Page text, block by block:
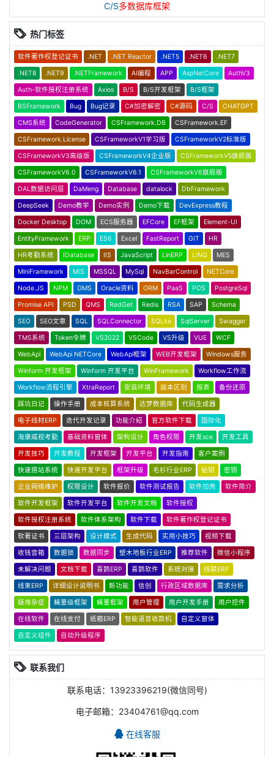
C/S多数据库框架
热门标签
软件著作权登记证书 .NET .NET Reactor .NET5 .NET6 .NET7
.NET8 .NET9 .NETFramework AI编程 APP AspNetCore AuthV3
Auth-软件授权注册系统 Axios B/S B/S开发框架 B/S框架
BSFramework Bug Bug记录 C#加密解密 C#源码 C/S CHATGPT
CMS系统 CodeGenerator CSFramework.DB CSFramework.EF
CSFramework.License CSFrameworkV1学习版 CSFrameworkV2标准版
CSFrameworkV3高级版 CSFrameworkV4企业版 CSFrameworkV5旗舰版
CSFrameworkV6.0 CSFrameworkV6.1 CSFrameworkV6旗舰版
DAL数据访问层 DaMeng Database datalock DbFramework
DeepSeek Demo教学 Demo实例 Demo下载 DevExpress教程
Docker Desktop DOM ECS服务器 EFCore EF框架 Element-UI
EntityFramework ERP ES6 Excel FastReport GIT HR
HR考勤系统 IDatabase IIS JavaScript LinERP LINQ MES
MiniFramework MIS MSSQL MySql NavBarControl NETCore
Node.JS NPM OMS Oracle资料 ORM PaaS POS PostgreSql
Promise API PSD QMS RedGet Redis RSA SAP Schema
SEO SEO文章 SQL SQLConnector SQLite SqlServer Swagger
TMS系统 Token令牌 VS2022 VSCode VS升级 VUE WCF
WebApi WebApi NETCore WebApi框架 WEB开发框架 Windows服务
Winform 开发框架 Winform 开发平台 WinFramework Workflow工作流
Workflow流程引擎 XtraReport 安装环境 版本区别 报表 备份还原
踩坑日记 操作手册 成本核算系统 达梦数据库 代码生成器
电子线材ERP 迭代开发记录 功能介绍 官方软件下载 国际化
海康威视考勤 基础资料窗体 架构设计 角色权限 开发sce 开发工具
开发技巧 开发教程 开发框架 开发平台 开发指南 客户案例
快速搭站系统 快速开发平台 框架升级 毛衫行业ERP 秘钥 密钥
企业网络维护 权限设计 软件报价 软件测试报告 软件加壳 软件简介
软件开发框架 软件开发平台 软件开发文档 软件授权
软件授权注册系统 软件体系架构 软件下载 软件著作权登记证书
软著证书 三层架构 设计模式 生成代码 实用小技巧 视频下载
收钱音箱 数据锁 数据同步 塑木地板行业ERP 推荐软件 微信小程序
未解决问题 文档下载 喜鹊ERP 喜鹊软件 系统对接 线联ERP
线束ERP 详细设计说明书 新功能 信创 行政区域数据库 需求分析
疑难杂症 蝇量级框架 蝇量框架 用户管理 用户开发手册 用户控件
在线软件 在线支付 纸箱ERP 智能语音收款机 自定义窗体
自定义组件 自动升级程序
联系我们
联系电话：13923396219(微信同号)
电子邮箱：23404761@qq.com
在线客服